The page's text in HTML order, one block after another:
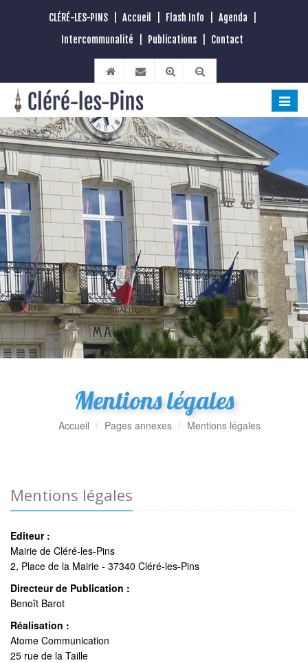
CLÉRÉ-LES-PINS Accueil Flash Info Agenda
Intercommunalité
Publications Contact
Toggle
Mentions légales
Accueil Pages annexes Mentions légales
Mentions légales
Editeur :
Mairie de Cléré-les-Pins
2, Place de la Mairie - 37340 Cléré-les-Pins
Directeur de Publication :
Benoît Barot
Réalisation :
Atome Communication
25 rue de la Taille